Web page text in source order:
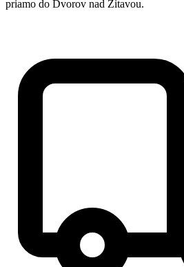
priamo do Dvorov nad Žitavou.